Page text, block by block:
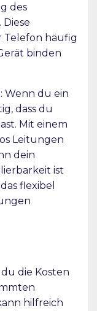
des
Telefon häufig
binden
Wenn du ein
dass du
Mit einem
Leitungen
dein
ist
flexibel
die Kosten
hilfreich